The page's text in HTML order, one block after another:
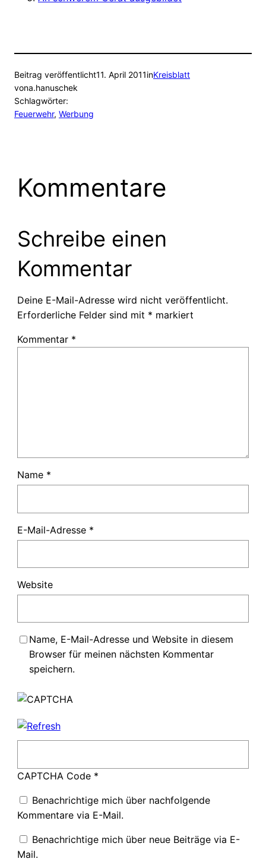
Beitrag veröffentlicht11. April 2011inKreisblatt
vona.hanuschek
Schlagwörter:
Feuerwehr, Werbung
Kommentare
Schreibe einen
Kommentar
Deine E-Mail-Adresse wird nicht veröffentlicht.
Erforderliche Felder sind mit * markiert
Kommentar *
Name *
E-Mail-Adresse *
Website
Name, E-Mail-Adresse und Website in diesem
Browser für meinen nächsten Kommentar
speichern.
CAPTCHA Code*
Benachrichtige mich über nachfolgende
Kommentare via E-Mail.
Benachrichtige mich über neue Beiträge via E-
Mail.